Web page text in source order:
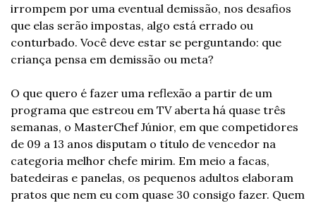
irrompem por uma eventual demissão, nos desafios
que elas serão impostas, algo está errado ou
conturbado. Você deve estar se perguntando: que
criança pensa em demissão ou meta?
O que quero é fazer uma reflexão a partir de um
programa que estreou em TV aberta há quase três
semanas, o MasterChef Júnior, em que competidores
de 09 a 13 anos disputam o título de vencedor na
categoria melhor chefe mirim. Em meio a facas,
batedeiras e panelas, os pequenos adultos elaboram
pratos que nem eu com quase 30 consigo fazer. Quem